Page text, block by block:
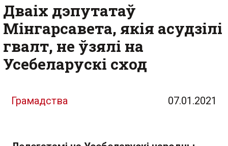
Дваіх дэпутатаў
Мінгарсавета, якія асудзілі
гвалт, не ўзялі на
Усебеларускі сход
Грамадства 07.01.2021